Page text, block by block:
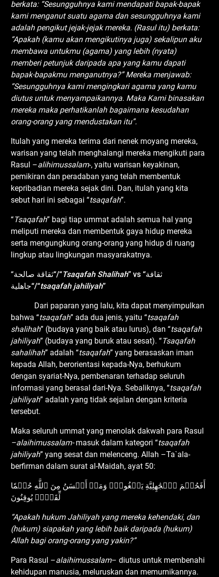
berkata: “Sesungguhnya kami mendapati bapak-bapak
kami menganut suatu agama dan sesungguhnya kami
adalah pengikut jejak-jejak mereka. (Rasul itu) berkata:
“Apakah (kamu akan mengikutinya juga) sekalipun aku
membawa untukmu (agama) yang lebih (nyata)
memberi petunjuk daripada apa yang kamu dapati
bapak-bapakmu menganutnya?” Mereka menjawab:
“Sesungguhnya kami mengingkari agama yang kamu
diutus untuk menyampaikannya. Maka Kami binasakan
mereka maka perhatikanlah bagaimana kesudahan
orang-orang yang mendustakan itu”.
Itulah yang mereka terima dari nenek moyang mereka,
warisan yang telah menghalangi mereka mengikuti para
Rasul –alihimussalam-, yaitu warisan keyakinan,
pemikiran dan peradaban yang telah membentuk
kepribadian mereka sejak dini. Dan, itulah yang kita
sebut hari ini sebagai “tsaqafah”.
“Tsaqafah” bagi tiap ummat adalah semua hal yang
meliputi mereka dan membentuk gaya hidup mereka
serta mengungkung orang-orang yang hidup di ruang
lingkup atau lingkungan masyarakatnya.
“ثقاقة صالحة“/“Tsaqafah Shalihah” vs“ثقافة
جاهلية“/“tsaqafah jahiliyah”
Dari paparan yang lalu, kita dapat menyimpulkan
bahwa “tsaqafah” ada dua jenis, yaitu “tsaqafah
shalihah” (budaya yang baik atau lurus), dan “tsaqafah
jahiliyah” (budaya yang buruk atau sesat). “Tsaqafah
sahalihah” adalah “tsaqafah” yang berasaskan iman
kepada Allah, berorientasi kepada-Nya, berhukum
dengan syariat-Nya, pembenaran terhadap seluruh
informasi yang berasal dari-Nya. Sebaliknya, “tsaqafah
jahiliyah” adalah yang tidak sejalan dengan kriteria
tersebut.
Maka seluruh ummat yang menolak dakwah para Rasul
–alaihimussalam-masuk dalam kategori “tsaqafah
jahiliyah” yang sesat dan melenceng. Allah –Ta`ala-
berfirman dalam surat al-Maidah, ayat 50:
أَفَحُكۡمَ ٱلۡجَٰهِلِيَّةِ يَبۡغُونَۚ وَمَنۡ أَحۡسَنُ مِنَ ٱللَّهِ حُكۡمٗا
“Apakah hukum Jahiliyah yang mereka kehendaki, dan
(hukum) siapakah yang lebih baik daripada (hukum)
Allah bagi orang-orang yang yakin?”
Para Rasul –alaihimussalam– diutus untuk membenahi
kehidupan manusia, meluruskan dan memurnikannya.